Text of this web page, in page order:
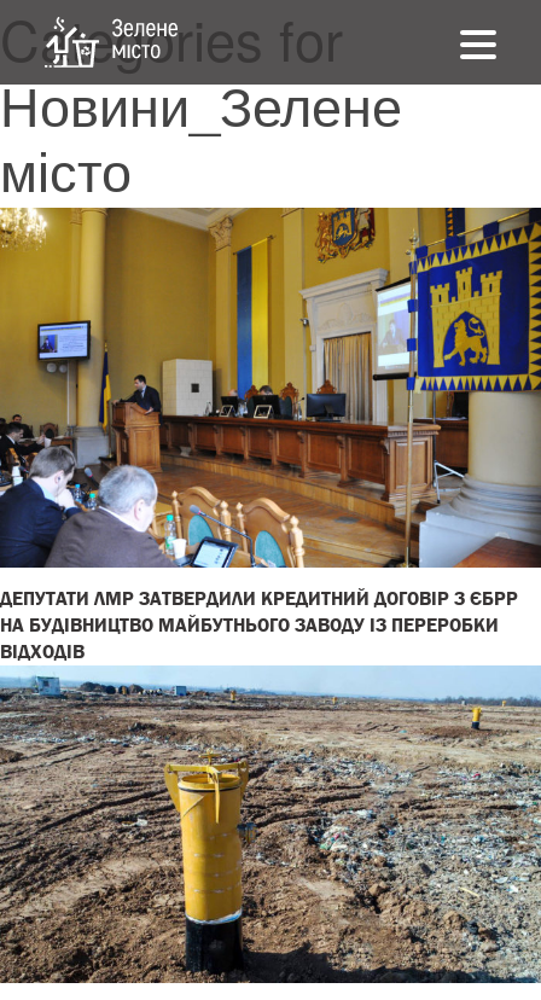
Categories for
Новини_Зелене
місто
ДЕПУТАТИ ЛМР ЗАТВЕРДИЛИ КРЕДИТНИЙ ДОГОВІР З ЄБРР
НА БУДІВНИЦТВО МАЙБУТНЬОГО ЗАВОДУ ІЗ ПЕРЕРОБКИ
ВІДХОДІВ